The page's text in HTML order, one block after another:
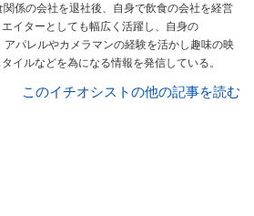
係の会社を退社後、自身で飲食の会社を経営
イターとしても幅広く活躍し、自身の
アパレルやカメラマンの経験を活かし趣味の映
イルなどを為になる情報を発信している。
このイチオシストの他の記事を読む